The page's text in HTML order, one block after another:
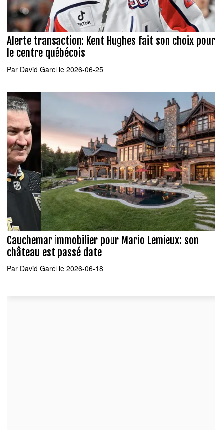
Alerte transaction: Kent Hughes fait son choix pour
le centre québécois
Par David Garel le 2026-06-25
Cauchemar immobilier pour Mario Lemieux: son
château est passé date
Par David Garel le 2026-06-18